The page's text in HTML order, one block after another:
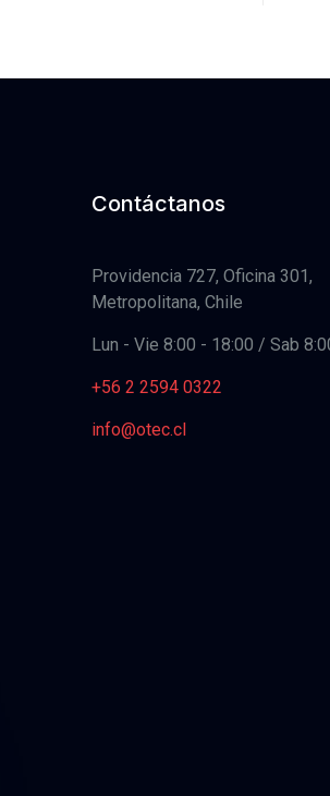
Contáctanos
Providencia 727, Oficina 301,
Metropolitana, Chile
Lun - Vie 8:00 - 18:00 / Sab
+56 2 2594 0322
info@otec.cl